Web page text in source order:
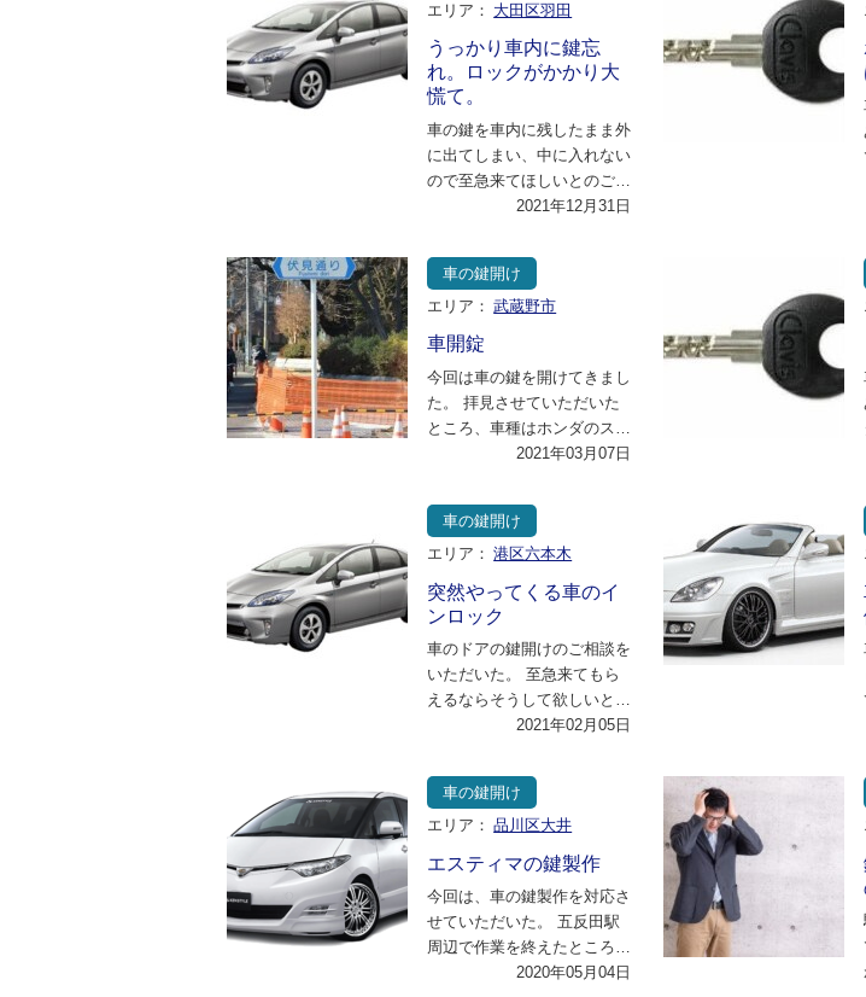
エリア： 大田区羽田
うっかり車内に鍵忘
れ。ロックがかかり大
慌て。
車の鍵を車内に残したまま外
に出てしまい、中に入れない
ので至急来てほしいとのご連
絡。うっかり鍵を車内に忘れ
2021年12月31日
車の鍵開け
エリア： 武蔵野市
車開錠
今回は車の鍵を開けてきまし
た。 拝見させていただいた
ところ、車種はホンダのステ
ップワゴン・スパーダ・クー
2021年03月07日
車の鍵開け
エリア： 港区六本木
突然やってくる車のイ
ンロック
車のドアの鍵開けのご相談を
いただいた。 至急来てもら
えるならそうして欲しいとの
ことだったので、 港区で待
2021年02月05日
車の鍵開け
エリア： 品川区大井
エスティマの鍵製作
今回は、車の鍵製作を対応さ
せていただいた。 五反田駅
周辺で作業を終えたところだ
ったので、20分ほどで現場
2020年05月04日